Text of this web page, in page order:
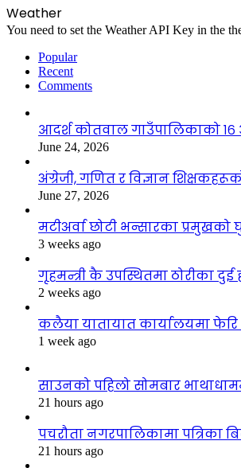
Weather
You need to set the Weather API Key in the
Popular
Recent
Comments
आदर्श कोतवाल गाउँपालिकाको
June 24, 2026
अंग्रेजी, गणित र विज्ञान
June 27, 2026
मटीअर्वा छोटी भन्सारका
3 weeks ago
गृहमन्त्री कै उपस्थितमा ठोरीका
2 weeks ago
कलैया यातायात कार्यालयमा फेरि
1 week ago
साउनको पहिलो सोमबार
21 hours ago
पचरौता नगरपालिकामा पत्रिका
21 hours ago